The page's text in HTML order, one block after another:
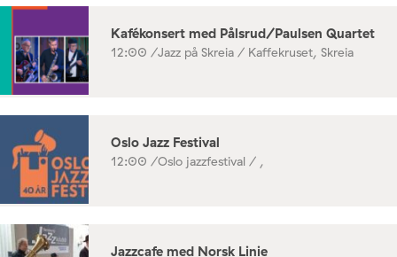
Kafékonsert med Pålsrud/Paulsen Quartet
12:00 /Jazz på Skreia / Kaffekruset, Skreia
Oslo Jazz Festival
12:00 /Oslo jazzfestival / ,
Jazzcafe med Norsk Linie